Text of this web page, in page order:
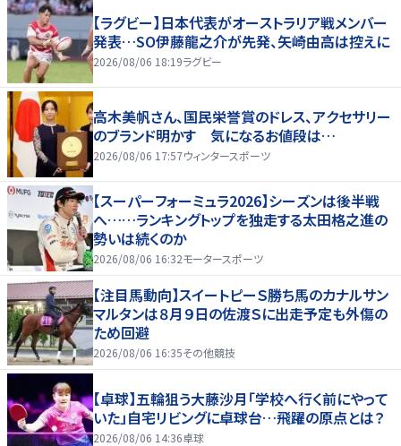
【ラグビー】日本代表がオーストラリア戦メンバー
発表…SO伊藤龍之介が先発、矢崎由高は控えに
2026/08/06 18:19ラグビー
高木美帆さん、国民栄誉賞のドレス、アクセサリー
のブランド明かす 気になるお値段は…
2026/08/06 17:57ウィンタースポーツ
【スーパーフォーミュラ2026】シーズンは後半戦
へ……ランキングトップを独走する太田格之進の
勢いは続くのか
2026/08/06 16:32モータースポーツ
【注目馬動向】スイートピーＳ勝ち馬のカナルサン
マルタンは８月９日の佐渡Ｓに出走予定も外傷の
ため回避
2026/08/06 16:35その他競技
【卓球】五輪狙う大藤沙月「学校へ行く前にやって
いた」自宅リビングに卓球台…飛躍の原点とは？
2026/08/06 14:36卓球